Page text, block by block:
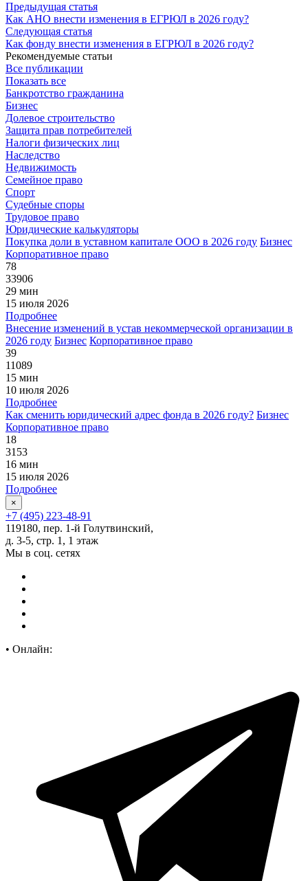
Предыдущая статья
Как АНО внести изменения в ЕГРЮЛ в 2026 году?
Следующая статья
Как фонду внести изменения в ЕГРЮЛ в 2026 году?
Рекомендуемые статьи
Все публикации
Показать все
Банкротство гражданина
Бизнес
Долевое строительство
Защита прав потребителей
Налоги физических лиц
Наследство
Недвижимость
Семейное право
Спорт
Судебные споры
Трудовое право
Юридические калькуляторы
Покупка доли в уставном капитале ООО в 2026 году Бизнес
Корпоративное право
78
33906
29 мин
15 июля 2026
Подробнее
Внесение изменений в устав некоммерческой организации в
2026 году Бизнес Корпоративное право
39
11089
15 мин
10 июля 2026
Подробнее
Как сменить юридический адрес фонда в 2026 году? Бизнес
Корпоративное право
18
3153
16 мин
15 июля 2026
Подробнее
×
+7 (495) 223-48-91
119180, пер. 1-й Голутвинский,
д. 3-5, стр. 1, 1 этаж
Мы в соц. сетях
• Онлайн: